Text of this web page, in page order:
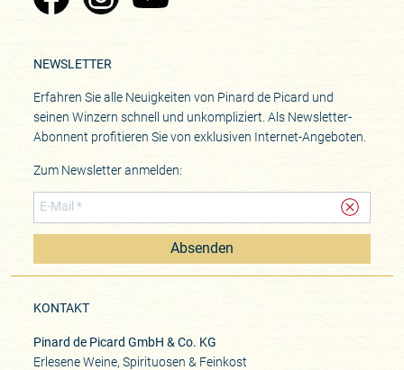
NEWSLETTER
Erfahren Sie alle Neuigkeiten von Pinard de Picard und
seinen Winzern schnell und unkompliziert. Als Newsletter-
Abonnent profitieren Sie von exklusiven Internet-Angeboten.
Zum Newsletter anmelden:
Absenden
KONTAKT
Pinard de Picard GmbH & Co. KG
Erlesene Weine, Spirituosen & Feinkost